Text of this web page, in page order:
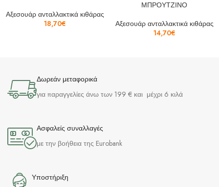
Αξεσουάρ ανταλλακτικά κιθάρας
18,70€
ΜΠΡΟΥΤΖΙΝΟ
Αξεσουάρ ανταλλακτικά κιθάρας
14,70€
Δωρεάν μεταφορικά
για παραγγελίες άνω των 199 € και μέχρι 6 κιλά
Ασφαλείς συναλλαγές
με την βοήθεια της Eurobank
Υποστήριξη